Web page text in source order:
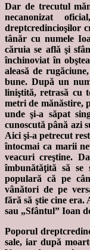
Dar de trecutul
necanonizat
dreptcredincioşilor
tânăr cu numele
căruia se află şi
închinoviat în
aleasă de
bune. După un
liniştită, retrasă cu
metri de mănăstire,
unde şi-a săpat
cunoscută până azi
Aici şi-a petrecut
întocmai ca marii
veacuri creştine.
îmbunătăţită să se
populară că pe
vânători de pe
fără să ştie cine era.
sau „Sfântul” Ioan
Poporul
sale, iar după